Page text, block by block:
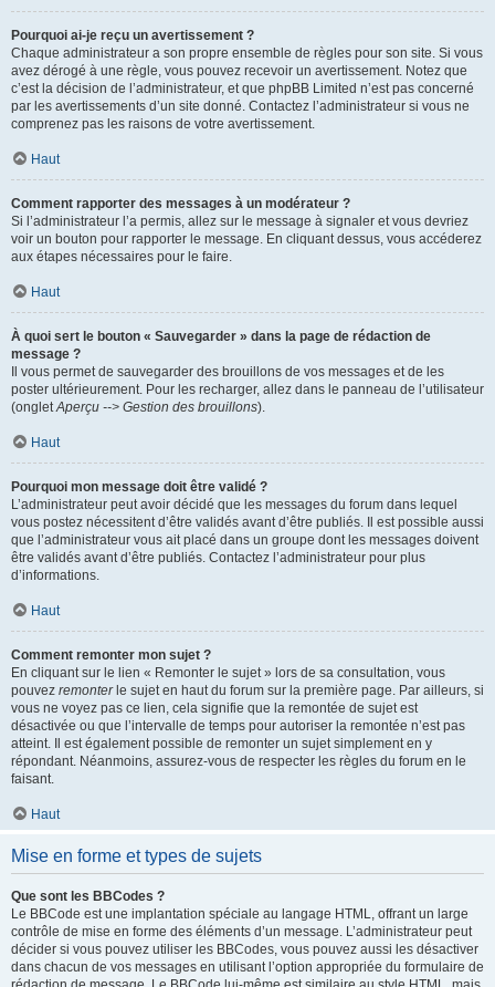
Pourquoi ai-je reçu un avertissement ?
Chaque administrateur a son propre ensemble de règles pour son site. Si vous
avez dérogé à une règle, vous pouvez recevoir un avertissement. Notez que
c’est la décision de l’administrateur, et que phpBB Limited n’est pas concerné
par les avertissements d’un site donné. Contactez l’administrateur si vous ne
comprenez pas les raisons de votre avertissement.
Haut
Comment rapporter des messages à un modérateur ?
Si l’administrateur l’a permis, allez sur le message à signaler et vous devriez
voir un bouton pour rapporter le message. En cliquant dessus, vous accéderez
aux étapes nécessaires pour le faire.
Haut
À quoi sert le bouton « Sauvegarder » dans la page de rédaction de
message ?
Il vous permet de sauvegarder des brouillons de vos messages et de les
poster ultérieurement. Pour les recharger, allez dans le panneau de l’utilisateur
(ongletAperçu --> Gestion des brouillons).
Haut
Pourquoi mon message doit être validé ?
L’administrateur peut avoir décidé que les messages du forum dans lequel
vous postez nécessitent d’être validés avant d’être publiés. Il est possible aussi
que l’administrateur vous ait placé dans un groupe dont les messages doivent
être validés avant d’être publiés. Contactez l’administrateur pour plus
d’informations.
Haut
Comment remonter mon sujet ?
En cliquant sur le lien « Remonter le sujet » lors de sa consultation, vous
pouvez remonterle sujet en haut du forum sur la première page. Par ailleurs, si
vous ne voyez pas ce lien, cela signifie que la remontée de sujet est
désactivée ou que l’intervalle de temps pour autoriser la remontée n’est pas
atteint. Il est également possible de remonter un sujet simplement en y
répondant. Néanmoins, assurez-vous de respecter les règles du forum en le
faisant.
Haut
Mise en forme et types de sujets
Que sont les BBCodes ?
Le BBCode est une implantation spéciale au langage HTML, offrant un large
contrôle de mise en forme des éléments d’un message. L’administrateur peut
décider si vous pouvez utiliser les BBCodes, vous pouvez aussi les désactiver
dans chacun de vos messages en utilisant l’option appropriée du formulaire de